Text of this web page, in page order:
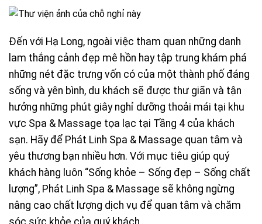
Đến với Hạ Long, ngoài việc tham quan những danh
lam thắng cảnh đẹp mê hồn hay tập trung khám phá
những nét đặc trưng vốn có của một thành phố đáng
sống và yên bình, du khách sẽ được thư giãn và tận
hưởng những phút giây nghỉ dưỡng thoải mái tại khu
vực Spa & Massage tọa lạc tại Tầng 4 của khách
sạn. Hãy để Phát Linh Spa & Massage quan tâm và
yêu thương bạn nhiều hơn. Với mục tiêu giúp quý
khách hàng luôn “Sống khỏe – Sống đẹp – Sống chất
lượng”, Phát Linh Spa & Massage sẽ không ngừng
nâng cao chất lượng dịch vụ để quan tâm và chăm